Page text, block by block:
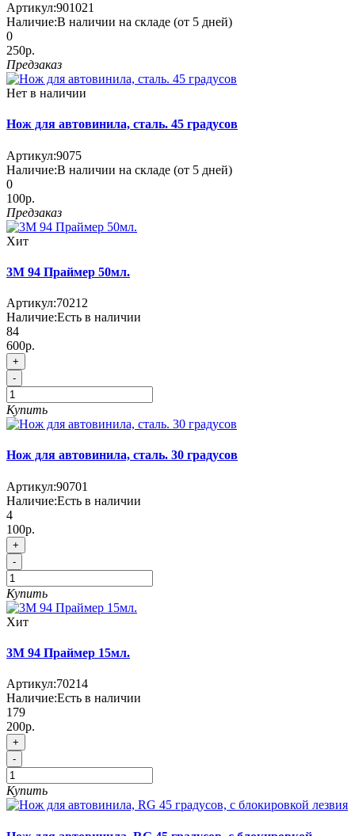
Артикул:901021
Наличие:В наличии на складе (от 5 дней)
0
250р.
Предзаказ
Нет в наличии
Нож для автовинила, сталь. 45 градусов
Артикул:9075
Наличие:В наличии на складе (от 5 дней)
0
100р.
Предзаказ
Хит
3М 94 Праймер 50мл.
Артикул:70212
Наличие:Есть в наличии
84
600р.
+
-
Купить
Нож для автовинила, сталь. 30 градусов
Артикул:90701
Наличие:Есть в наличии
4
100р.
+
-
Купить
Хит
3М 94 Праймер 15мл.
Артикул:70214
Наличие:Есть в наличии
179
200р.
+
-
Купить